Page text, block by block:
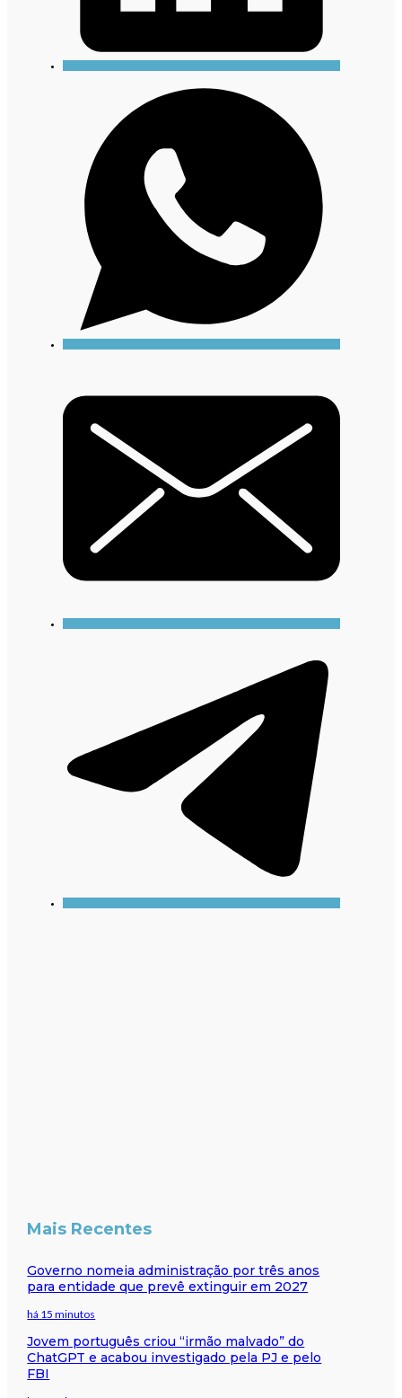
Mais Recentes
Governo nomeia administração por três anos
para entidade que prevê extinguir em 2027
há 15 minutos
Jovem português criou “irmão malvado” do
ChatGPT e acabou investigado pela PJ e pelo
FBI